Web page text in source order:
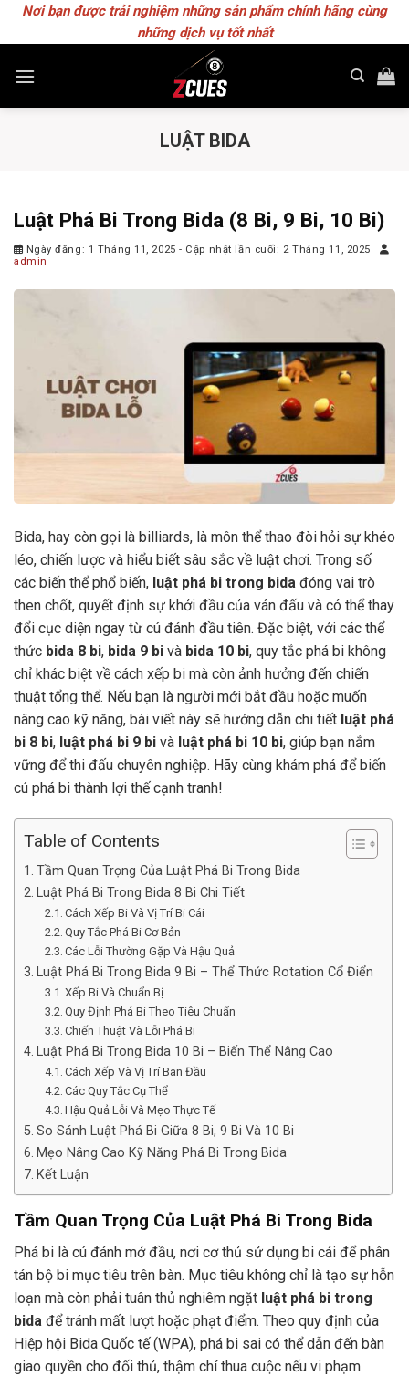
SkipNơi bạn được trải nghiệm những sản phẩm chính hãng cùng
những dịch vụ tốt nhất
LUẬT BIDA
Luật Phá Bi Trong Bida (8 Bi, 9 Bi, 10 Bi)
Ngày đăng: 1 Tháng 11, 2025 - Cập nhật lần cuối: 2 Tháng 11, 2025
admin
Bida, hay còn gọi là billiards, là môn thể thao đòi hỏi sự khéo
léo, chiến lược và hiểu biết sâu sắc về luật chơi. Trong số
các biến thể phổ biến, luật phá bi trong bida đóng vai trò
then chốt, quyết định sự khởi đầu của ván đấu và có thể thay
đổi cục diện ngay từ cú đánh đầu tiên. Đặc biệt, với các thể
thức bida 8 bi, bida 9 bi và bida 10 bi, quy tắc phá bi không
chỉ khác biệt về cách xếp bi mà còn ảnh hưởng đến chiến
thuật tổng thể. Nếu bạn là người mới bắt đầu hoặc muốn
nâng cao kỹ năng, bài viết này sẽ hướng dẫn chi tiết luật phá
bi 8 bi, luật phá bi 9 bi và luật phá bi 10 bi, giúp bạn nắm
vững để thi đấu chuyên nghiệp. Hãy cùng khám phá để biến
cú phá bi thành lợi thế cạnh tranh!
Table of Contents
Tầm Quan Trọng Của Luật Phá Bi Trong Bida
Luật Phá Bi Trong Bida 8 Bi Chi Tiết
Cách Xếp Bi Và Vị Trí Bi Cái
Quy Tắc Phá Bi Cơ Bản
Các Lỗi Thường Gặp Và Hậu Quả
Luật Phá Bi Trong Bida 9 Bi – Thể Thức Rotation Cổ Điển
Xếp Bi Và Chuẩn Bị
Quy Định Phá Bi Theo Tiêu Chuẩn
Chiến Thuật Và Lỗi Phá Bi
Luật Phá Bi Trong Bida 10 Bi – Biến Thể Nâng Cao
Cách Xếp Và Vị Trí Ban Đầu
Các Quy Tắc Cụ Thể
Hậu Quả Lỗi Và Mẹo Thực Tế
So Sánh Luật Phá Bi Giữa 8 Bi, 9 Bi Và 10 Bi
Mẹo Nâng Cao Kỹ Năng Phá Bi Trong Bida
Kết Luận
Tầm Quan Trọng Của Luật Phá Bi Trong Bida
Phá bi là cú đánh mở đầu, nơi cơ thủ sử dụng bi cái để phân
tán bộ bi mục tiêu trên bàn. Mục tiêu không chỉ là tạo sự hỗn
loạn mà còn phải tuân thủ nghiêm ngặt luật phá bi trong
bida để tránh mất lượt hoặc phạt điểm. Theo quy định của
Hiệp hội Bida Quốc tế (WPA), phá bi sai có thể dẫn đến bàn
giao quyền cho đối thủ, thậm chí thua cuộc nếu vi phạm